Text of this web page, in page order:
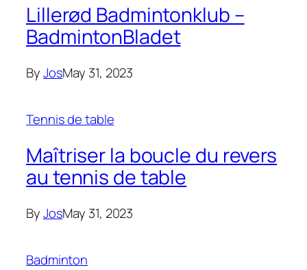
Lillerød Badmintonklub –
BadmintonBladet
ByJosMay 31, 2023
Tennis de table
Maîtriser la boucle du revers
au tennis de table
ByJosMay 31, 2023
Badminton